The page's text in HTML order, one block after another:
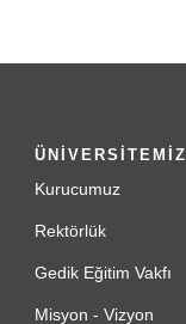
ÜNİVERSİTEMİZ
Kurucumuz
Rektörlük
Gedik Eğitim Vakfı
Misyon - Vizyon